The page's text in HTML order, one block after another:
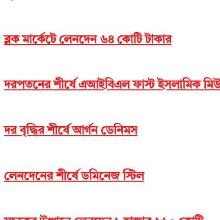
ব্লক মার্কেটে লেনদেন ৬৪ কোটি টাকার
দরপতনের শীর্ষে এআইবিএল ফাস্ট ইসলামিক
দর বৃদ্ধির শীর্ষে আর্গন ডেনিমস
লেনদেনের শীর্ষে ডমিনেজ স্টিল